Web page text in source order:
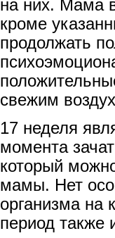
на них. Мама
кроме
продолжать
свежим
17 неделя
момента
который
мамы. Нет
организма на
период также